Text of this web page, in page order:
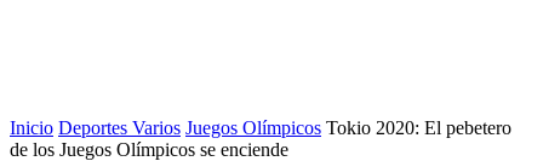
Inicio Deportes Varios Juegos Olímpicos Tokio 2020: El pebetero
de los Juegos Olímpicos se enciende